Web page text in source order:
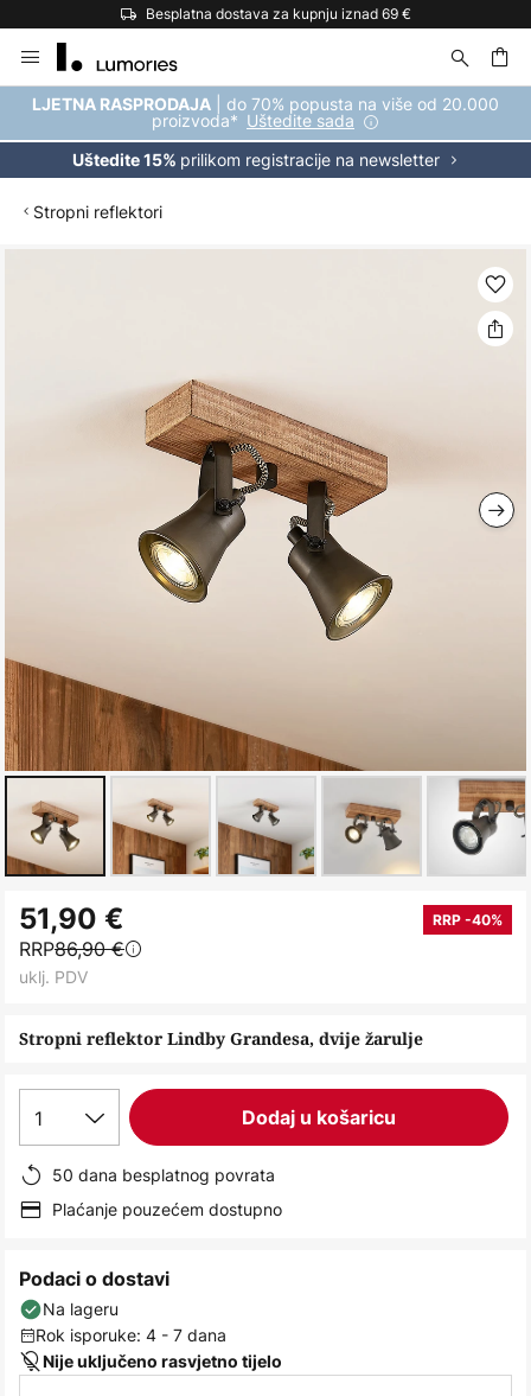
Besplatna dostava za kupnju iznad 69 €
to
Content
LJETNA RASPRODAJA | do 70% popusta na više od 20.000
proizvoda* Uštedite sada
Uštedite 15% prilikom registracije na newsletter
Stropni reflektori
to
the
beginning
the
Stropni reflektor Lindby Grandesa, dvije žarulje
51,90 € RRP -40%
RRP86,90 €
uklj. PDV
1 Dodaj u košaricu
50 dana besplatnog povrata
Plaćanje pouzećem dostupno
Podaci o dostavi
Na lageru
Rok isporuke: 4 - 7 dana
Nije uključeno rasvjetno tijelo